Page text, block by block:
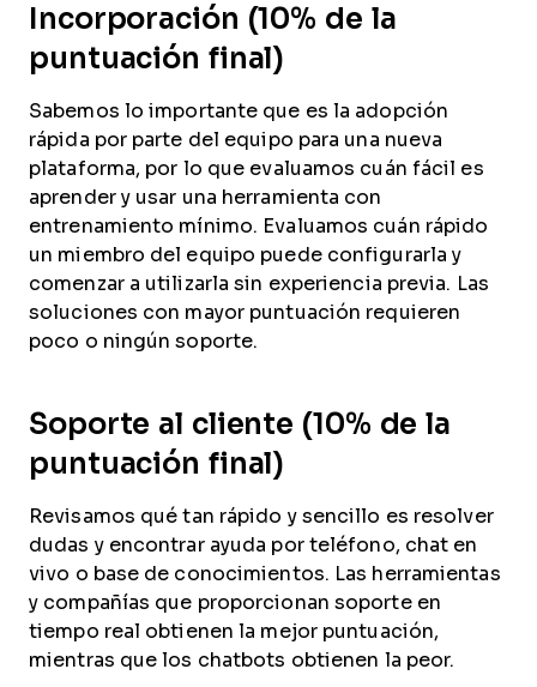
Incorporación (10% de la
puntuación final)
Sabemos lo importante que es la adopción
rápida por parte del equipo para una nueva
plataforma, por lo que evaluamos cuán fácil es
aprender y usar una herramienta con
entrenamiento mínimo. Evaluamos cuán rápido
un miembro del equipo puede configurarla y
comenzar a utilizarla sin experiencia previa. Las
soluciones con mayor puntuación requieren
poco o ningún soporte.
Soporte al cliente (10% de la
puntuación final)
Revisamos qué tan rápido y sencillo es resolver
dudas y encontrar ayuda por teléfono, chat en
vivo o base de conocimientos. Las herramientas
y compañías que proporcionan soporte en
tiempo real obtienen la mejor puntuación,
mientras que los chatbots obtienen la peor.